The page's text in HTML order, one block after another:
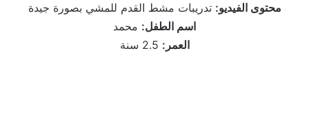
محتوى الفيديو: تدريبات مشط القدم للمشي بصورة جيدة
اسم الطفل: محمد
العمر: